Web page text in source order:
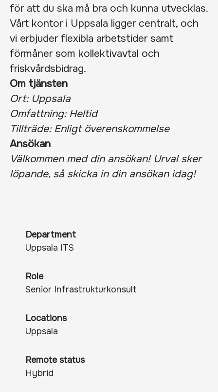
för att du ska må bra och kunna utvecklas.
Vårt kontor i Uppsala ligger centralt, och
vi erbjuder flexibla arbetstider samt
förmåner som kollektivavtal och
friskvårdsbidrag.
Om tjänsten
Ort: Uppsala
Omfattning: Heltid
Tillträde: Enligt överenskommelse
Ansökan
Välkommen med din ansökan! Urval sker
löpande, så skicka in din ansökan idag!
Department
Uppsala ITS
Role
Senior Infrastrukturkonsult
Locations
Uppsala
Remote status
Hybrid